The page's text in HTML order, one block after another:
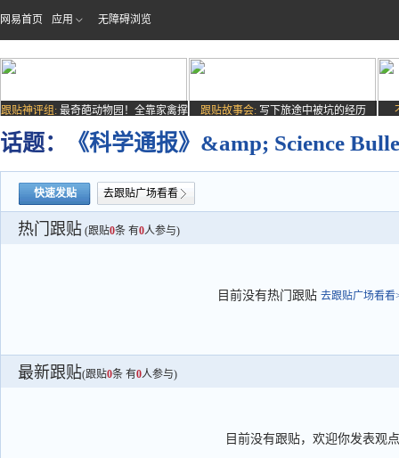
网易首页 应用 无障碍浏览
跟贴神评组: 最奇葩动物园！全靠家禽撑
场子
跟贴故事会: 写下旅途中被坑的经历
话题： 《科学通报》&amp; Science
快速发贴 去跟贴广场看看
热门跟贴 (跟贴0条 有0人参与)
目前没有热门跟贴 去跟贴广场看看
最新跟贴(跟贴0条 有0人参与)
目前没有跟贴，欢迎你发表观点